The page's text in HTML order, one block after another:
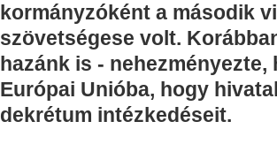
kormányzóként a második
szövetségese volt.
hazánk is -
Európai Unióba, hogy
dekrétum intézkedéseit.